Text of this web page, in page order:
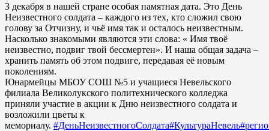
3 декабря в нашей стране особая памятная дата. Это День
Неизвестного солдата – каждого из тех, кто сложил свою
голову за Отчизну, и чьё имя так и осталось неизвестным.
Насколько знакомыми являются эти слова: « Имя твоё
неизвестно, подвиг твой бессмертен». И наша общая задача –
хранить память об этом подвиге, передавая её новым
поколениям.
Юнармейцы МБОУ СОШ №5 и учащиеся Невельского
филиала Великолукского политехнического колледжа
приняли участие в акции к Дню неизвестного солдата и
возложили цветы к
мемориалу. #ДеньНеизвестногоСолдата#КультураНевель